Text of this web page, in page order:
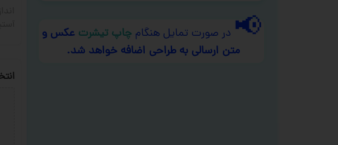
📢 در صورت تمایل هنگام چاپ تیشرت عکس و
متن ارسالی به طراحی اضافه خواهد شد.